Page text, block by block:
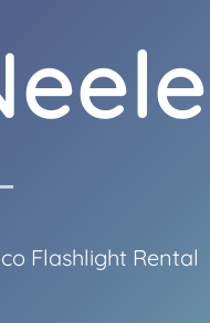
Flashlight Rental